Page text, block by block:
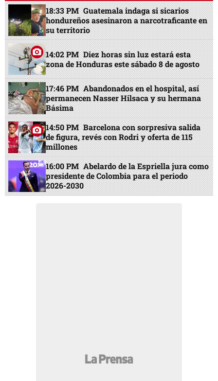
18:33 PM Guatemala indaga si sicarios
hondureños asesinaron a narcotraficante en
su territorio
14:02 PM Diez horas sin luz estará esta
zona de Honduras este sábado 8 de agosto
17:46 PM Abandonados en el hospital, así
permanecen Nasser Hilsaca y su hermana
Básima
14:50 PM Barcelona con sorpresiva salida
de figura, revés con Rodri y oferta de 115
millones
16:00 PM Abelardo de la Espriella jura como
presidente de Colombia para el periodo
2026-2030